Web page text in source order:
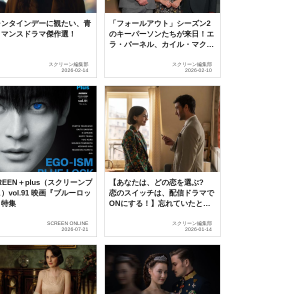
タインデーに観たい、青
ンスドラマ傑作選！
スクリーン編集部
「フォールアウト」シーズン2
のキーパーソンたちが来日！エ
ラ・パーネル、カイル・マクラ
が語る新章のヒント！スクリーン編集部
＋plus（スクリーンプ
vol.91 映画『ブルーロッ
集
SCREEN ONLINE
【あなたは、どの恋を選ぶ?
恋のスイッチは、配信ドラマで
ONにする！】忘れていたとき
リー、パリへ行く」&「大人ラ
ブ」ドラマ傑作選
スクリーン編集部